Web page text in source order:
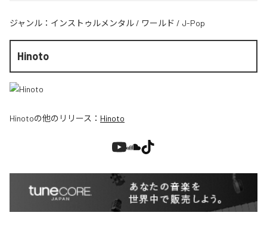
ジャンル： インストゥルメンタル / ワールド / J-Pop
Hinoto
Hinotoの他のリリース： Hinoto